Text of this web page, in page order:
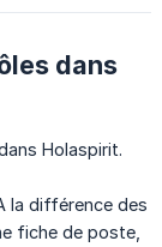
dans
Holaspirit.
la différence des
fiche de poste,